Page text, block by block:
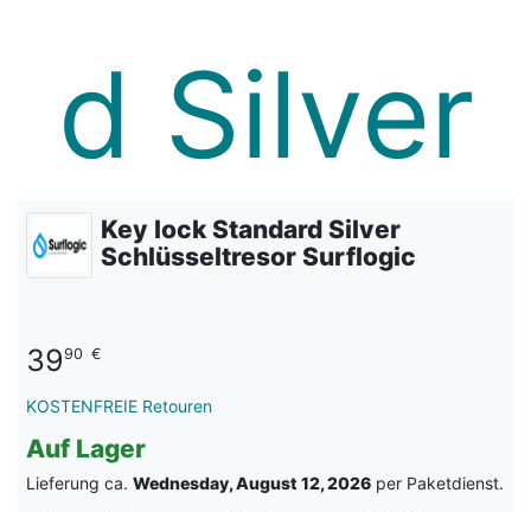
Key lock Standard Silver
Schlüsseltresor Surflogic
3990 €
KOSTENFREIE Retouren
Auf Lager
Lieferung ca. Wednesday, August 12, 2026 per Paketdienst.